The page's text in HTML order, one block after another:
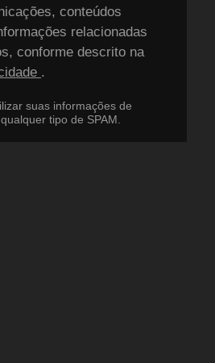
conteúdos
relacionadas
conforme descrito na
.
suas informações de
tipo de SPAM.